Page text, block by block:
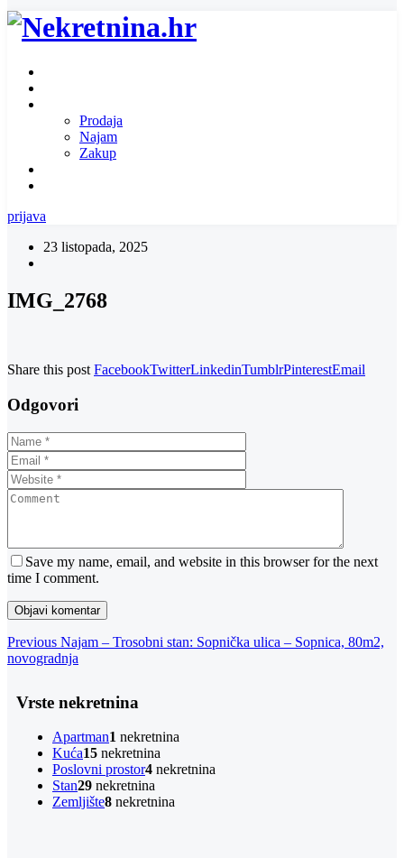
Prodaja
Najam
Zakup
prijava
23 listopada, 2025
IMG_2768
Share this post FacebookTwitterLinkedinTumblrPinterestEmail
Odgovori
Save my name, email, and website in this browser for the next
time I comment.
Navigacija
objava
Previous
Post
Previous Najam – Trosobni stan: Sopnička ulica – Sopnica, 80m2,
novogradnja
Vrste nekretnina
Apartman1 nekretnina
Kuća15 nekretnina
Poslovni prostor4 nekretnina
Stan29 nekretnina
Zemljište8 nekretnina